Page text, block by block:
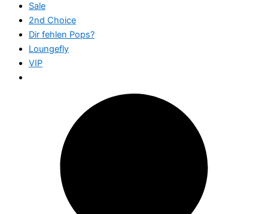
Sale
2nd Choice
Dir fehlen Pops?
Loungefly
VIP